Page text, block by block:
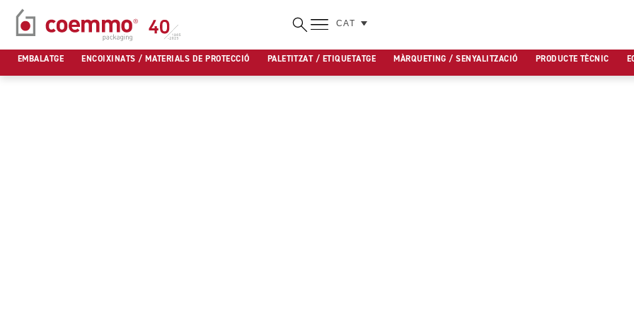
Vés
al
contingut
CAT
EMBALATGE ENCOIXINATS / MATERIALS DE PROTECCIÓ PALETITZAT / ETIQUETATGE MÀRQUETING / SENYALITZACIÓ PRODUCTE TÈCNIC